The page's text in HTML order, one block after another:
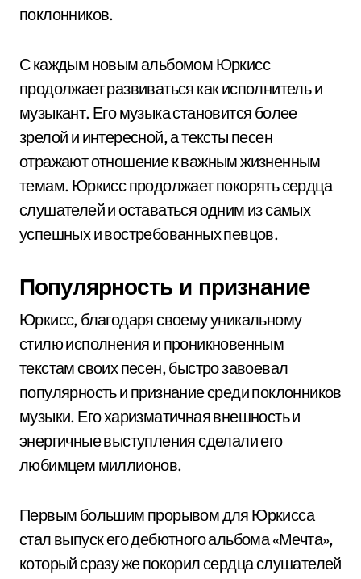
поклонников.
С каждым новым альбомом Юркисс
продолжает развиваться как исполнитель и
музыкант. Его музыка становится более
зрелой и интересной, а тексты песен
отражают отношение к важным жизненным
темам. Юркисс продолжает покорять сердца
слушателей и оставаться одним из самых
успешных и востребованных певцов.
Популярность и признание
Юркисс, благодаря своему уникальному
стилю исполнения и проникновенным
текстам своих песен, быстро завоевал
популярность и признание среди поклонников
музыки. Его харизматичная внешность и
энергичные выступления сделали его
любимцем миллионов.
Первым большим прорывом для Юркисса
стал выпуск его дебютного альбома «Мечта»,
который сразу же покорил сердца слушателей